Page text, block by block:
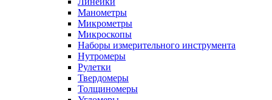
Манометры
Микрометры
Микроскопы
Наборы измерительного инструмента
Нутромеры
Рулетки
Твердомеры
Толщиномеры